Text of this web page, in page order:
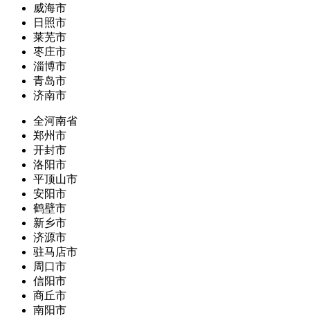
威海市
日照市
莱芜市
枣庄市
淄博市
青岛市
济南市
全河南省
郑州市
开封市
洛阳市
平顶山市
安阳市
鹤壁市
新乡市
济源市
驻马店市
周口市
信阳市
商丘市
南阳市